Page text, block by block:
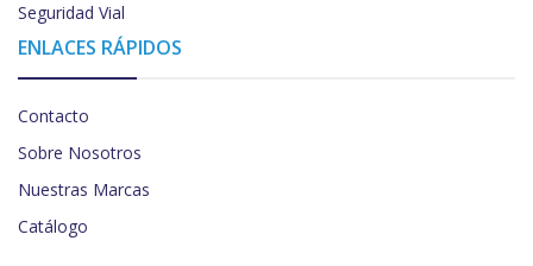
Seguridad Vial
ENLACES RÁPIDOS
Contacto
Sobre Nosotros
Nuestras Marcas
Catálogo